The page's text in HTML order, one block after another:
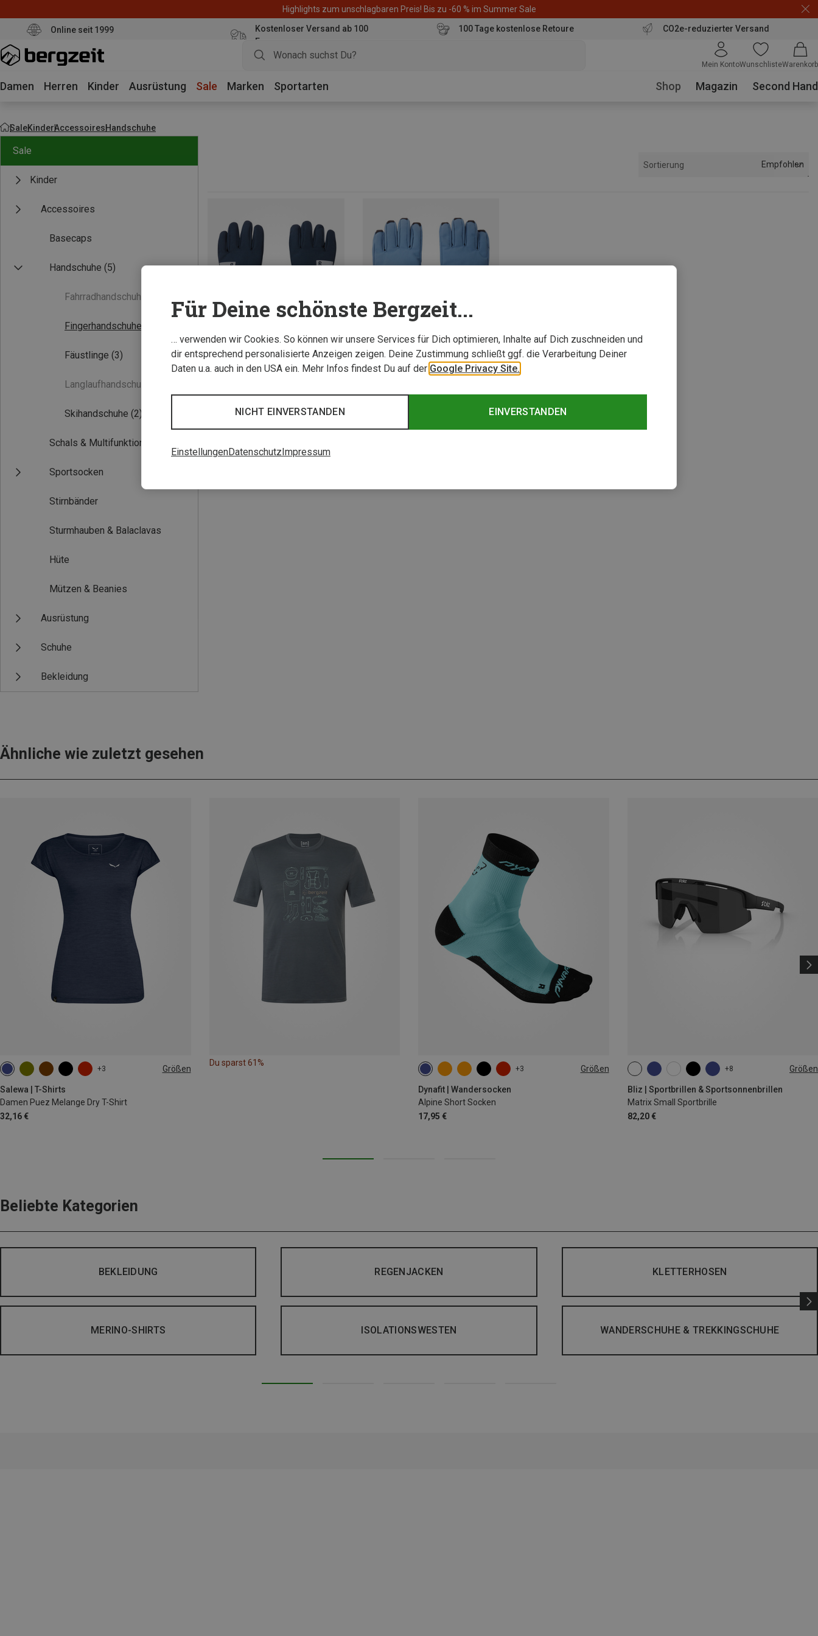
Highlights zum unschlagbaren Preis! Bis zu -60 % im Summer Sale
Online seit 1999
Kostenloser Versand ab 100
Euro
100 Tage kostenlose Retoure CO2e-reduzierter Versand
Mein KontoWunschlisteWarenkorb
Damen Herren Kinder Ausrüstung Sale Marken Sportarten Shop Magazin Second Hand
SaleKinderAccessoiresHandschuhe
Sale
Kinder
Accessoires
Basecaps
Handschuhe (5)
Fahrradhandschuhe
Fingerhandschuhe
Fäustlinge (3)
Langlaufhandschuhe
Skihandschuhe (2)
Schals & Multifunktionstücher
Sportsocken
Stirnbänder
Sturmhauben & Balaclavas
Hüte
Mützen & Beanies
Ausrüstung
Schuhe
Bekleidung
Sortierung Empfohlen
Ähnliche wie zuletzt gesehen
+3 Größen
Salewa | T-Shirts
Damen Puez Melange Dry T-Shirt
32,16 €
M L XL XXL
Du sparst 61%
+3 Größen
Dynafit | Wandersocken
Alpine Short Socken
17,95 €
35|36|37|38 39|40|41|42
+8 Größen
Bliz | Sportbrillen & Sportsonnenbrillen
Matrix Small Sportbrille
82,20 €
ONE SIZE
Beliebte Kategorien
BEKLEIDUNG REGENJACKEN KLETTERHOSEN
MERINO-SHIRTS ISOLATIONSWESTEN WANDERSCHUHE & TREKKINGSCHUHE
Für Deine schönste Bergzeit...
… verwenden wir Cookies. So können wir unsere Services für Dich optimieren, Inhalte auf Dich zuschneiden und
dir entsprechend personalisierte Anzeigen zeigen. Deine Zustimmung schließt ggf. die Verarbeitung Deiner
Daten u.a. auch in den USA ein. Mehr Infos findest Du auf der Google Privacy Site.
EINVERSTANDEN
NICHT EINVERSTANDEN
EinstellungenDatenschutz Impressum